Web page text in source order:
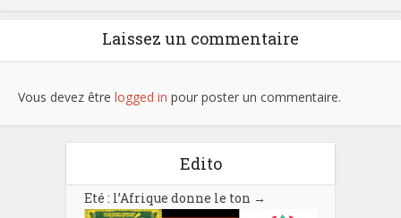
Laissez un commentaire
Vous devez être logged in pour poster un commentaire.
Edito
Eté : l’Afrique donne le ton →